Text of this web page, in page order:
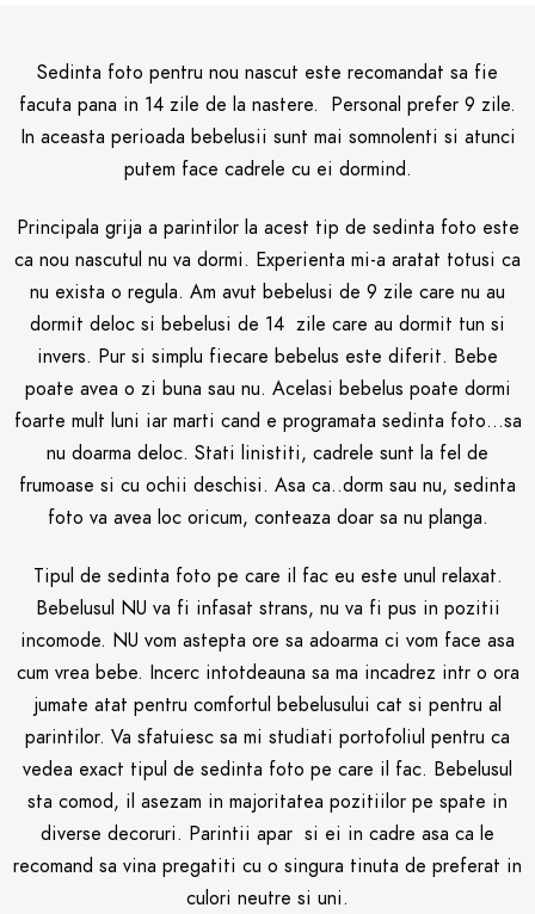
Sedinta foto pentru nou nascut este recomandat sa fie
facuta pana in 14 zile de la nastere. Personal prefer 9 zile.
In aceasta perioada bebelusii sunt mai somnolenti si atunci
putem face cadrele cu ei dormind.
Principala grija a parintilor la acest tip de sedinta foto este
ca nou nascutul nu va dormi. Experienta mi-a aratat totusi ca
nu exista o regula. Am avut bebelusi de 9 zile care nu au
dormit deloc si bebelusi de 14 zile care au dormit tun si
invers. Pur si simplu fiecare bebelus este diferit. Bebe
poate avea o zi buna sau nu. Acelasi bebelus poate dormi
foarte mult luni iar marti cand e programata sedinta foto…sa
nu doarma deloc. Stati linistiti, cadrele sunt la fel de
frumoase si cu ochii deschisi. Asa ca..dorm sau nu, sedinta
foto va avea loc oricum, conteaza doar sa nu planga.
Tipul de sedinta foto pe care il fac eu este unul relaxat.
Bebelusul NU va fi infasat strans, nu va fi pus in pozitii
incomode. NU vom astepta ore sa adoarma ci vom face asa
cum vrea bebe. Incerc intotdeauna sa ma incadrez intr o ora
jumate atat pentru comfortul bebelusului cat si pentru al
parintilor. Va sfatuiesc sa mi studiati portofoliul pentru ca
vedea exact tipul de sedinta foto pe care il fac. Bebelusul
sta comod, il asezam in majoritatea pozitiilor pe spate in
diverse decoruri. Parintii apar si ei in cadre asa ca le
recomand sa vina pregatiti cu o singura tinuta de preferat in
culori neutre si uni.